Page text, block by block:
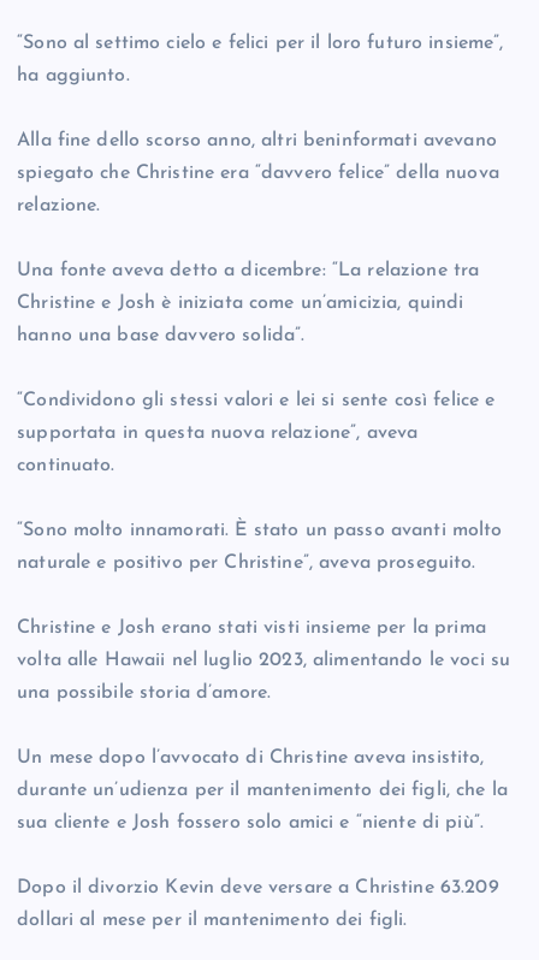
“Sono al settimo cielo e felici per il loro futuro insieme”,
ha aggiunto.
Alla fine dello scorso anno, altri beninformati avevano
spiegato che Christine era “davvero felice” della nuova
relazione.
Una fonte aveva detto a dicembre: “La relazione tra
Christine e Josh è iniziata come un’amicizia, quindi
hanno una base davvero solida”.
“Condividono gli stessi valori e lei si sente così felice e
supportata in questa nuova relazione”, aveva
continuato.
“Sono molto innamorati. È stato un passo avanti molto
naturale e positivo per Christine”, aveva proseguito.
Christine e Josh erano stati visti insieme per la prima
volta alle Hawaii nel luglio 2023, alimentando le voci su
una possibile storia d’amore.
Un mese dopo l’avvocato di Christine aveva insistito,
durante un’udienza per il mantenimento dei figli, che la
sua cliente e Josh fossero solo amici e “niente di più”.
Dopo il divorzio Kevin deve versare a Christine 63.209
dollari al mese per il mantenimento dei figli.